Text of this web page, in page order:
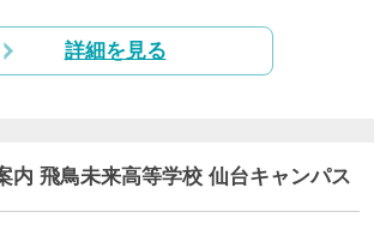
詳細を見る
内 飛鳥未来高等学校 仙台キャンパス